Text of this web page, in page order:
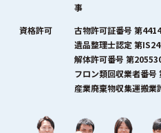
事
資格許可
古物許可証番号 第
遺品整理士認定 第
解体許可番号 第
フロン類回収業者番
産業廃棄物収集運搬